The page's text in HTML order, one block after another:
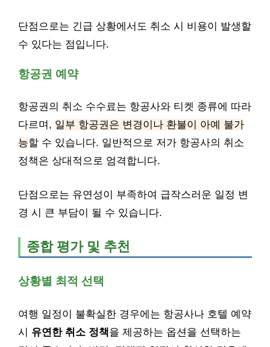
단점으로는 긴급 상황에서도 취소 시 비용이 발생할
수 있다는 점입니다.
항공권 예약
항공권의 취소 수수료는 항공사와 티켓 종류에 따라
다르며, 일부 항공권은 변경이나 환불이 아예 불가
능할 수 있습니다. 일반적으로 저가 항공사의 취소
정책은 상대적으로 엄격합니다.
단점으로는 유연성이 부족하여 급작스러운 일정 변
경 시 큰 부담이 될 수 있습니다.
종합 평가 및 추천
상황별 최적 선택
여행 일정이 불확실한 경우에는 항공사나 호텔 예약
시 유연한 취소 정책을 제공하는 옵션을 선택하는